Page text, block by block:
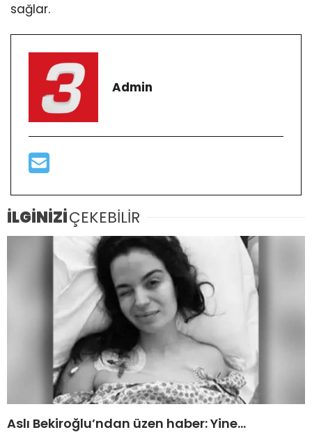
sağlar.
Admin
İLGİNİZİÇEKEBİLİR
Aslı Bekiroğlu’ndan üzen haber: Yine…